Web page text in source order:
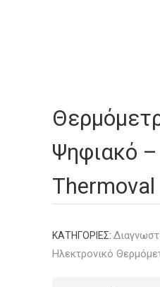
Ψηφιακό
Thermoval
ΚΑΤΗΓΟΡΊΕΣ:
Ηλεκτρονικό